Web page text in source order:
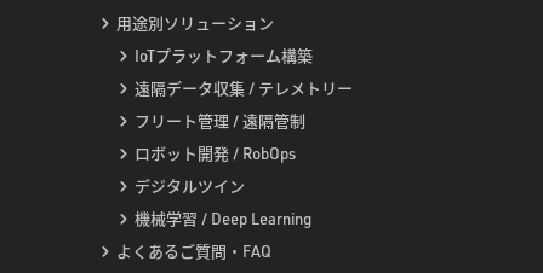
用途別ソリューション
IoTプラットフォーム構築
遠隔データ収集 / テレメトリー
フリート管理 / 遠隔管制
ロボット開発 / RobOps
デジタルツイン
機械学習 / Deep Learning
よくあるご質問・FAQ